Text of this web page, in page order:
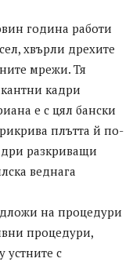
година работи
хвърли дрехите
мрежи. Тя
кадри
е с цял бански
плътта й по-
разкриващи
веднага
на процедури
процедури,
устните с